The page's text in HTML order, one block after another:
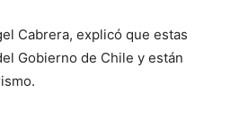
Cabrera, explicó que estas
Gobierno de Chile y están